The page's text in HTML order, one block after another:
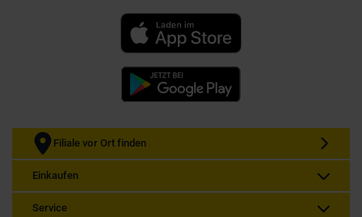
Filiale vor Ort finden
Einkaufen
Service